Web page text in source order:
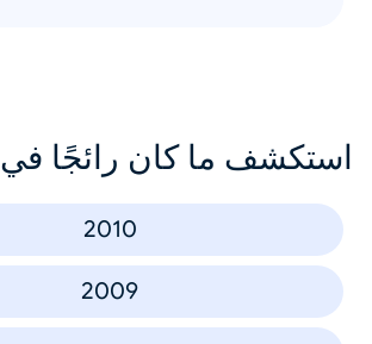
استكشف ما كان رائجًا في
2010
2009